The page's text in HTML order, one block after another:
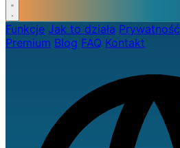
Funkcje Jak to działa Prywatność
Premium Blog FAQ Kontakt